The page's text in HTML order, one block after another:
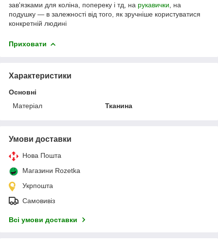
зав'язками для коліна, попереку і тд, на рукавички , на
подушку ― в залежності від того, як зручніше користуватися
конкретній людині
Приховати
Характеристики
Основні
Матеріал
Тканина
Умови доставки
Нова Пошта
Магазини Rozetka
Укрпошта
Самовивіз
Всі умови доставки